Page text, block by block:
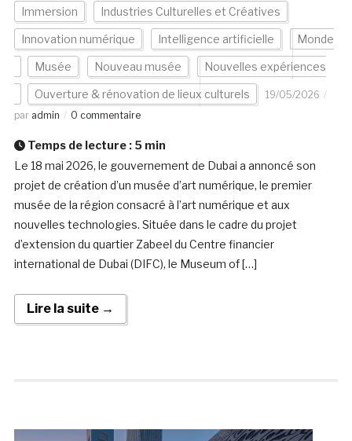
Immersion Industries Culturelles et Créatives
Innovation numérique Intelligence artificielle Monde
Musée Nouveau musée Nouvelles expériences
Ouverture & rénovation de lieux culturels
19/05/2026
par admin 0 commentaire
Temps de lecture : 5 min
Le 18 mai 2026, le gouvernement de Dubai a annoncé son
projet de création d’un musée d’art numérique, le premier
musée de la région consacré à l’art numérique et aux
nouvelles technologies. Située dans le cadre du projet
d’extension du quartier Zabeel du Centre financier
international de Dubai (DIFC), le Museum of […]
Lire la suite →